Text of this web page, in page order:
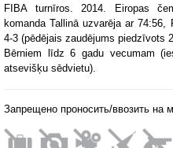
FIBA turnīros. 2014. Eiropas
komanda Tallinā uzvarēja ar
4-3 (pēdējais zaudējums piedzīvots
Bērniem līdz 6 gadu vecumam
atsevišķu sēdvietu).
Запрещено проносить/ввозить на